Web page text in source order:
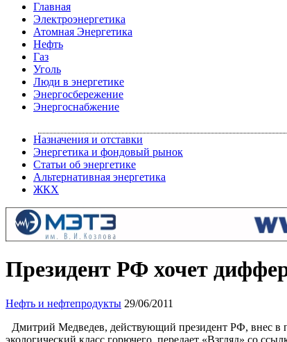
Главная
Электроэнергетика
Атомная Энергетика
Нефть
Газ
Уголь
Люди в энергетике
Энергосбережение
Энергоснабжение
Назначения и отставки
Энергетика и фондовый рынок
Статьи об энергетике
Альтернативная энергетика
ЖКХ
Президент РФ хочет
Нефть и нефтепродукты 29/06/2011
Дмитрий Медведев, действующий президент РФ, внес в
экологический класс горючего, передает «Взгляд» со